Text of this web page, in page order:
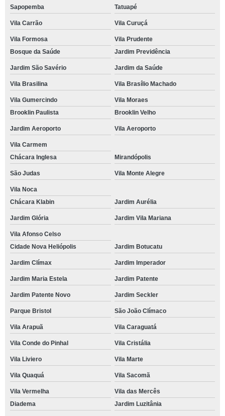
Sapopemba Tatuapé
Vila Carrão Vila Curuçá
Vila Formosa
Vila Prudente
Bosque da Saúde
Jardim Previdência
Jardim São Savério Jardim da Saúde
Vila Brasilina Vila Brasílio Machado
Vila Gumercindo
Vila Moraes
Brooklin Paulista
Brooklin Velho
Jardim Aeroporto Vila Aeroporto
Vila Carmem
Chácara Inglesa
Mirandópolis
São Judas Vila Monte Alegre
Vila Noca
Chácara Klabin
Jardim Aurélia
Jardim Glória Jardim Vila Mariana
Vila Afonso Celso
Cidade Nova Heliópolis
Jardim Botucatu
Jardim Clímax Jardim Imperador
Jardim Maria Estela Jardim Patente
Jardim Patente Novo Jardim Seckler
Parque Bristol São João Clímaco
Vila Arapuã Vila Caraguatá
Vila Conde do Pinhal Vila Cristália
Vila Liviero Vila Marte
Vila Quaquá Vila Sacomã
Vila Vermelha
Vila das Mercês
Diadema
Jardim Luzitânia